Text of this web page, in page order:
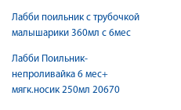
Лабби поильник с трубочкой
малышарики 360мл с 6мес
Лабби Поильник-
непроливайка 6 мес+
мягк.носик 250мл 20670